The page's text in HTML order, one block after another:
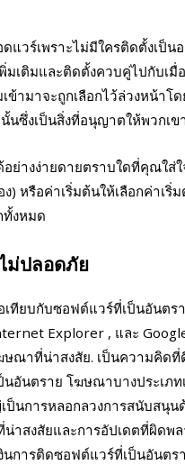
วร์เพราะไม่มีใครติดตั้งเป็
เติมและติดตั้งควบคู่ไปกับเ
ามาจะถูกเลือกไว้ล่วงหน้าโ
นซึ่งเป็นสิ่งที่อนุญาตให้พวกเข
ย่างง่ายดายตราบใดที่คุณใ
) หรือค่าเริ่มต้นให้เลือกค่าเ
ทั้งหมด
ม่ปลอดภัย
ทียบกับซอฟต์แวร์ที่เป็นอันตร
Explorer , และ
ณาที่น่าสงสัย. เป็นความคิดที่
อันตราย โฆษณาบางประเภ
นการหลอกลวงการสนับสนุน
าสงสัยและการอัปเดตที่ผิด
การติดซอฟต์แวร์ที่เป็นอันต